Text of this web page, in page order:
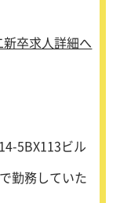
卒求人詳細へ
5BX113ビル
勤務していた